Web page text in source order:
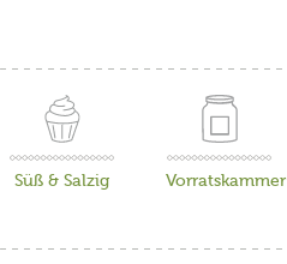
Süß & Salzig Vorratskammer